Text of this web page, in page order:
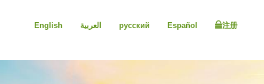
English العربية русский Español 注册